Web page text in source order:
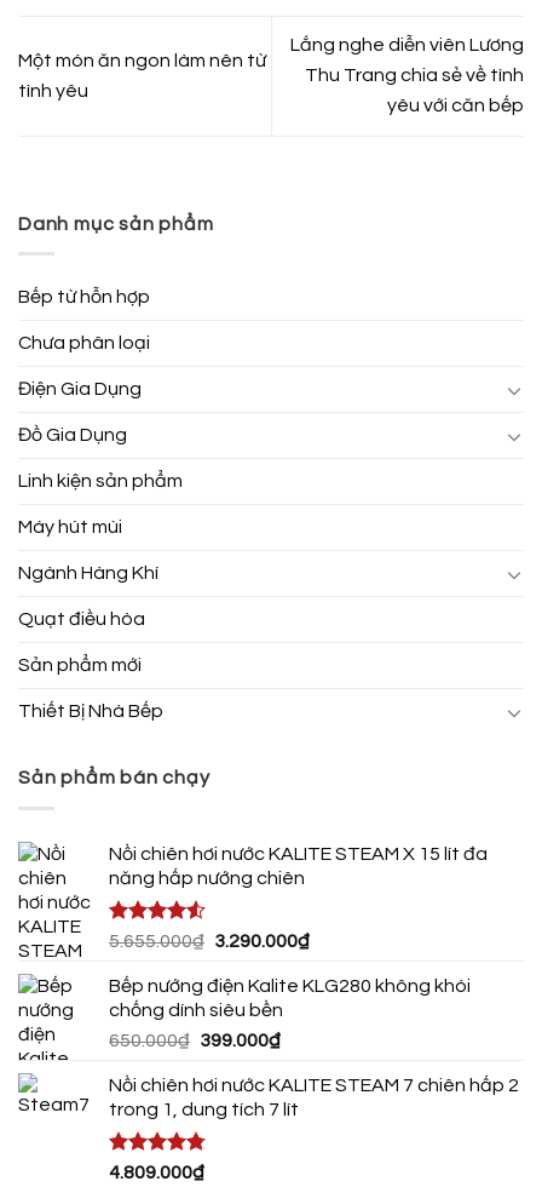
Một món ăn ngon làm nên từ
tình yêu
Lắng nghe diễn viên Lương
Thu Trang chia sẻ về tình
yêu với căn bếp
Danh mục sản phẩm
Bếp từ hỗn hợp
Chưa phân loại
Điện Gia Dụng
Đồ Gia Dụng
Linh kiện sản phẩm
Máy hút mùi
Ngành Hàng Khí
Quạt điều hòa
Sản phẩm mới
Thiết Bị Nhà Bếp
Sản phẩm bán chạy
Nồi chiên hơi nước KALITE STEAM X 15 lít đa
năng hấp nướng chiên
Được xếp
5 sao
5.655.000₫ Giá
là:
5.655.000₫.
3.290.000₫Giá
tại
Bếp nướng điện Kalite KLG280 không khói
chống dính siêu bền
650.000₫ Giá
là:
650.000₫.
399.000₫Giá
tại
là:
Nồi chiên hơi nước KALITE STEAM 7 chiên hấp 2
trong 1, dung tích 7 lít
Được xếp
4.809.000₫